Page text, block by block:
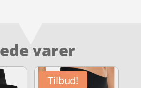
varer
Tilbud!